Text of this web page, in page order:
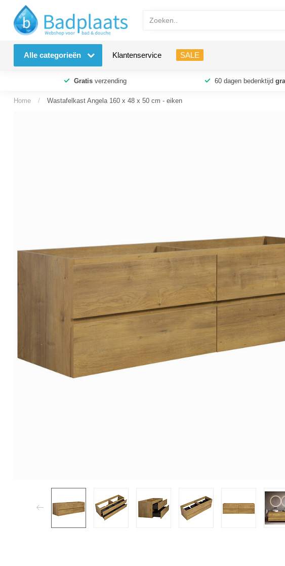
Alle categorieën Klantenservice SALE
Gratis verzending 60 dagen bedenktijd
Home / Wastafelkast Angela 160 x 48 x 50 cm - eiken